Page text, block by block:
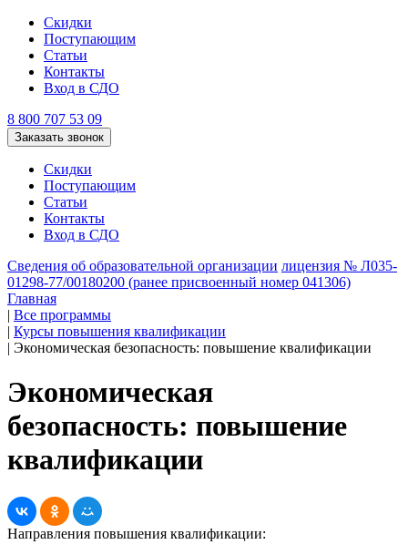
Скидки
Поступающим
Статьи
Контакты
Вход в СДО
8 800 707 53 09
Заказать звонок
Скидки
Поступающим
Статьи
Контакты
Вход в СДО
Сведения об образовательной организации лицензия № Л035-
01298-77/00180200 (ранее присвоенный номер 041306)
Главная
| Все программы
| Курсы повышения квалификации
| Экономическая безопасность: повышение квалификации
Экономическая
безопасность: повышение
квалификации
Направления повышения квалификации: